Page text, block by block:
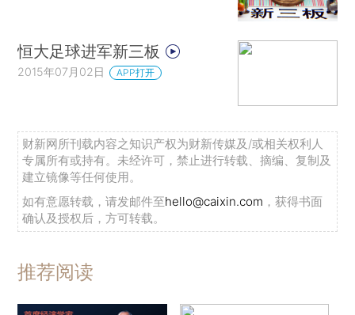
恒大足球进军新三板
2015年07月02日 APP打开
财新网所刊载内容之知识产权为财新传媒及/或相关权利人
专属所有或持有。未经许可，禁止进行转载、摘编、复制及
建立镜像等任何使用。
如有意愿转载，请发邮件至hello@caixin.com ，获得书面
确认及授权后，方可转载。
推荐阅读